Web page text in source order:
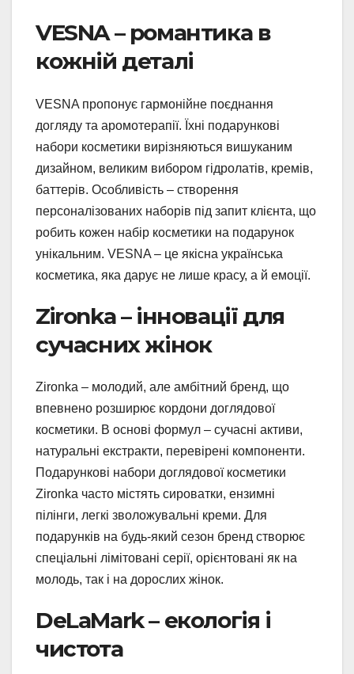
VESNA – романтика в
кожній деталі
VESNA пропонує гармонійне поєднання
догляду та аромотерапії. Їхні подарункові
набори косметики вирізняються вишуканим
дизайном, великим вибором гідролатів, кремів,
баттерів. Особливість – створення
персоналізованих наборів під запит клієнта, що
робить кожен набір косметики на подарунок
унікальним. VESNA – це якісна українська
косметика, яка дарує не лише красу, а й емоції.
Zironka – інновації для
сучасних жінок
Zironka – молодий, але амбітний бренд, що
впевнено розширює кордони доглядової
косметики. В основі формул – сучасні активи,
натуральні екстракти, перевірені компоненти.
Подарункові набори доглядової косметики
Zironka часто містять сироватки, ензимні
пілінги, легкі зволожувальні креми. Для
подарунків на будь-який сезон бренд створює
спеціальні лімітовані серії, орієнтовані як на
молодь, так і на дорослих жінок.
DeLaMark – екологія і
чистота